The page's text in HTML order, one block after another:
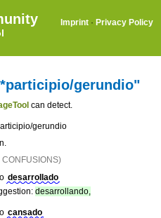
Imprint · Privacy Policy
gerundio"
can detect.
gerundio
CONFUSIONS)
desarrollado
desarrollando,
cansado